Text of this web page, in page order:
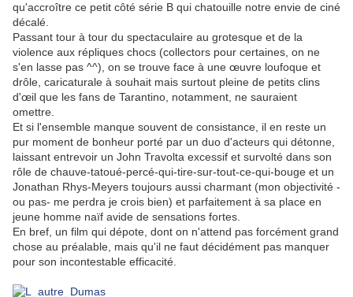
qu'accroître ce petit côté série B qui chatouille notre envie de ciné
décalé.
Passant tour à tour du spectaculaire au grotesque et de la
violence aux répliques chocs (collectors pour certaines, on ne
s'en lasse pas ^^), on se trouve face à une œuvre loufoque et
drôle, caricaturale à souhait mais surtout pleine de petits clins
d'œil que les fans de Tarantino, notamment, ne sauraient
omettre.
Et si l'ensemble manque souvent de consistance, il en reste un
pur moment de bonheur porté par un duo d'acteurs qui détonne,
laissant entrevoir un John Travolta excessif et survolté dans son
rôle de chauve-tatoué-percé-qui-tire-sur-tout-ce-qui-bouge et un
Jonathan Rhys-Meyers toujours aussi charmant (mon objectivité -
ou pas- me perdra je crois bien) et parfaitement à sa place en
jeune homme naïf avide de sensations fortes.
En bref, un film qui dépote, dont on n'attend pas forcément grand
chose au préalable, mais qu'il ne faut décidément pas manquer
pour son incontestable efficacité.